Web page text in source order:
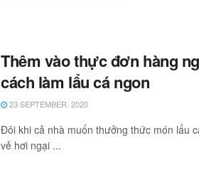
Thêm vào thực đơn hàng
cách làm lẩu cá ngon
23 SEPTEMBER, 2020
Đôi khi cả nhà muốn thưởng thức món lẩu
vẻ hơi ngại ...